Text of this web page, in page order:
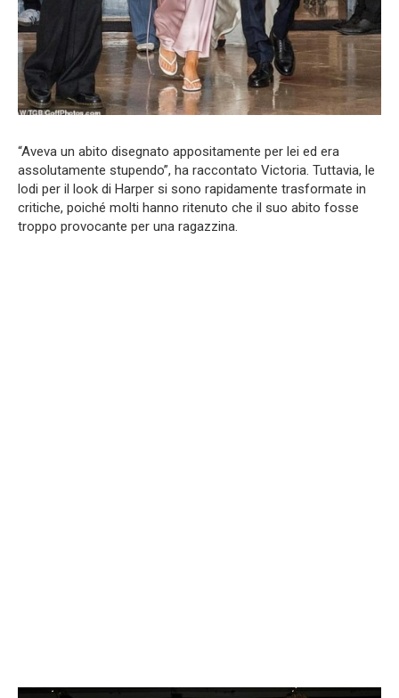
“Aveva un abito disegnato appositamente per lei ed era
assolutamente stupendo”, ha raccontato Victoria. Tuttavia, le
lodi per il look di Harper si sono rapidamente trasformate in
critiche, poiché molti hanno ritenuto che il suo abito fosse
troppo provocante per una ragazzina.